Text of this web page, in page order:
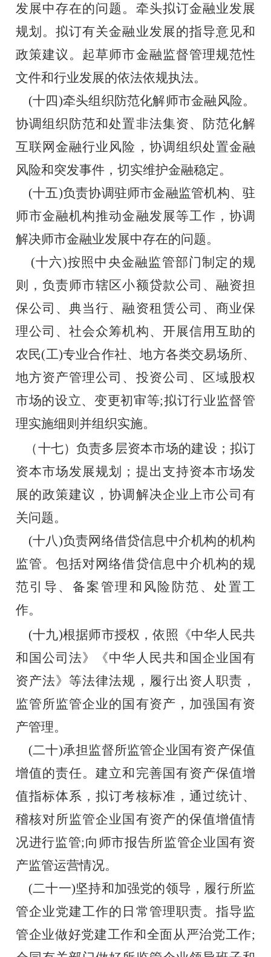
发展中存在的问题。牵头拟订金融业发展
规划。拟订有关金融业发展的指导意见和
政策建议。起草师市金融监督管理规范性
文件和行业发展的依法依规执法。
协调组织防范和处置非法集资、防范化解
互联网金融行业风险，协调组织处置金融
风险和突发事件，切实维护金融稳定。
师市金融机构推动金融发展等工作，协调
解决师市金融业发展中存在的问题。
则，负责师市辖区小额贷款公司、融资担
保公司、典当行、融资租赁公司、商业保
理公司、社会众筹机构、开展信用互助的
农民(工)专业合作社、地方各类交易场所、
地方资产管理公司、投资公司、区域股权
市场的设立、变更初审等;拟订行业监督管
理实施细则并组织实施。
（十七）负责多层资本市场的建设；拟订
资本市场发展规划；提出支持资本市场发
展的政策建议，协调解决企业上市公司有
关问题。
监管。包括对网络借贷信息中介机构的规
范引导、备案管理和风险防范、处置工
作。
(十九)根据师市授权，依照《中华人民共
和国公司法》《中华人民共和国企业国有
资产法》等法律法规，履行出资人职责，
监管所监管企业的国有资产，加强国有资
产管理。
增值的责任。建立和完善国有资产保值增
值指标体系，拟订考核标准，通过统计、
稽核对所监管企业国有资产的保值增值情
况进行监管;向师市报告所监管企业国有资
产监管运营情况。
管企业党建工作的日常管理职责。指导监
管企业做好党建工作和全面从严治党工作;